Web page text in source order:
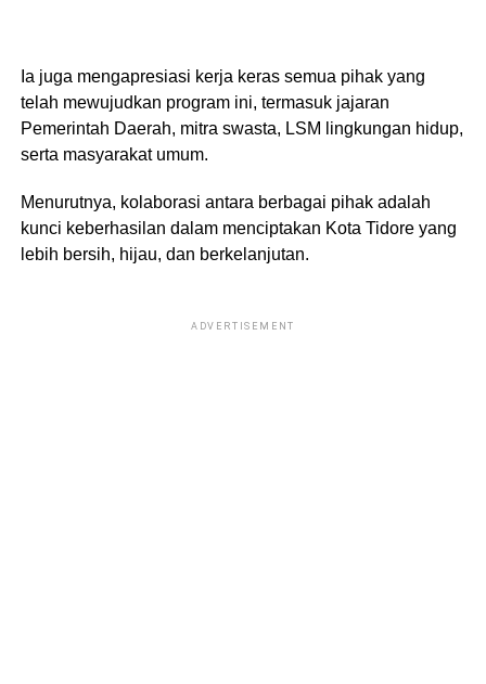
Ia juga mengapresiasi kerja keras semua pihak yang
telah mewujudkan program ini, termasuk jajaran
Pemerintah Daerah, mitra swasta, LSM lingkungan hidup,
serta masyarakat umum.
Menurutnya, kolaborasi antara berbagai pihak adalah
kunci keberhasilan dalam menciptakan Kota Tidore yang
lebih bersih, hijau, dan berkelanjutan.
ADVERTISEMENT